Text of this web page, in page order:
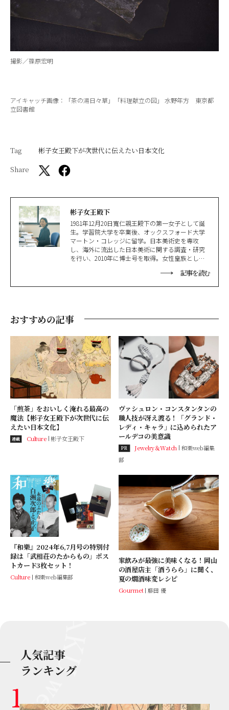
撮影／篠原宏明
アイキャッチ画像：「茶の湯日々草」「料理献立の図」 水野年方 東京都
立図書館
Tag
彬子女王殿下が次世代に伝えたい日本文化
Share
彬子女王殿下
1981年12月20日寬仁親王殿下の第一女子として誕
生。学習院大学を卒業後、オックスフォード大学
マートン・コレッジに留学。日本美術史を専攻
し、海外に流出した日本美術に関する調査・研究
を行い、2010年に博士号を取得。女性皇族として
究所特別教授、京都市立芸術大学客員教授。子ど
記事を読む
おすすめの記事
「煎茶」をおいしく淹れる最高の
魔法【彬子女王殿下が次世代に伝
えたい日本文化】
連載 Culture 彬子女王殿下
ヴァシュロン・コンスタンタンの
職人技が冴え渡る！「グランド・
レディ・キャラ」に込められたア
ールデコの美意識
PR Jewelry＆Watch
和樂web編集
部
『和樂』2024年6,7月号の特別付
録は「武相荘のたからもの」ポス
トカード3枚セット！
Culture 和樂web編集部
家飲みが最強に美味くなる！岡山
の酒屋店主「酒うらら」に聞く、
夏の燗酒味変レシピ
Gourmet 藤田 優
人気記事
ランキング